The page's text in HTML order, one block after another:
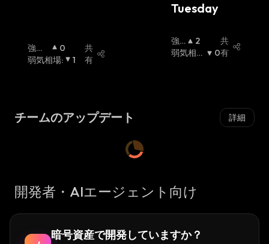
強気
相場:
0
弱気相場: 1
共
有
Tuesday
強
気
2
弱気相場
0
共
有
チームのアップデート 詳細
開発者・AIエージェント向け
暗号資産で開発していますか？